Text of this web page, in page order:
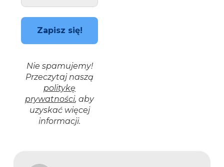
Nie spamujemy!
Przeczytaj naszą
politykę
prywatności, aby
uzyskać więcej
informacji.